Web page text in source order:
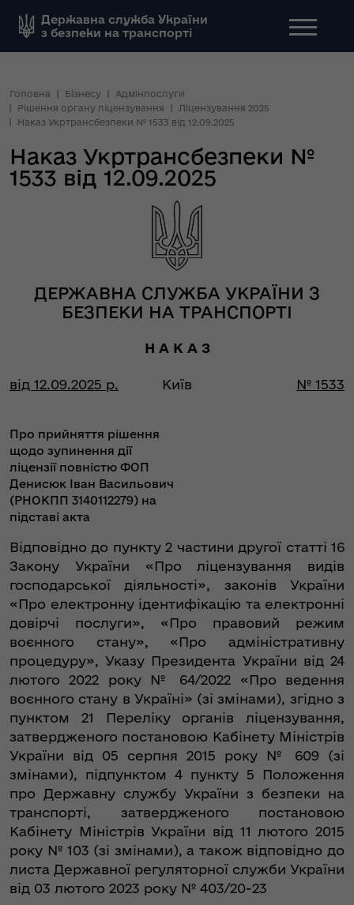
Державна служба України
з безпеки на транспорті
Головна Бізнесу
Адмінпослуги
Рішення органу ліцензування
Ліцензування 2025
Наказ Укртрансбезпеки № 1533 від 12.09.2025
Наказ Укртрансбезпеки №
1533 від 12.09.2025
ДЕРЖАВНА СЛУЖБА УКРАЇНИ З
БЕЗПЕКИ НА ТРАНСПОРТІ
Н А К А З
від 12.09.2025 р. Київ № 1533
Про прийняття рішення
щодо зупинення дії
ліцензії повністю ФОП
Денисюк Іван Васильович
(РНОКПП 3140112279) на
підставі акта
Відповідно до пункту 2 частини другої статті 16
Закону України «Про ліцензування видів
господарської діяльності», законів України
«Про електронну ідентифікацію та електронні
довірчі послуги», «Про правовий режим
воєнного стану», «Про адміністративну
процедуру», Указу Президента України від 24
лютого 2022 року № 64/2022 «Про ведення
воєнного стану в Україні» (зі змінами), згідно з
пунктом 21 Переліку органів ліцензування,
затвердженого постановою Кабінету Міністрів
України від 05 серпня 2015 року № 609 (зі
змінами), підпунктом 4 пункту 5 Положення
про Державну службу України з безпеки на
транспорті, затвердженого постановою
Кабінету Міністрів України від 11 лютого 2015
року № 103 (зі змінами), а також відповідно до
листа Державної регуляторної служби України
від 03 лютого 2023 року № 403/20-23